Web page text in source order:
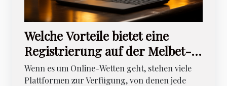
Welche Vorteile bietet eine
Registrierung auf der Melbet-
Wettseite ?
Wenn es um Online-Wetten geht, stehen viele
Plattformen zur Verfügung, von denen jede